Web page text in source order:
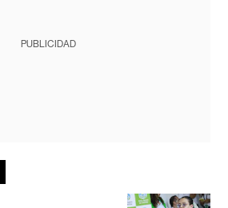
PUBLICIDAD